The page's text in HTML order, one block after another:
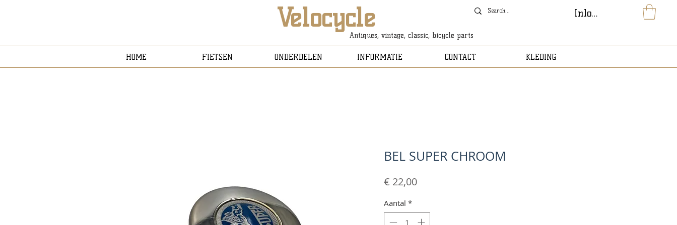
Velocycle
Antiques, vintage, classic, bicycle parts
Inloggen
HOME FIETSEN ONDERDELEN INFORMATIE CONTACT KLEDING
BEL SUPER CHROOM
€ 22,00Prijs
Aantal *